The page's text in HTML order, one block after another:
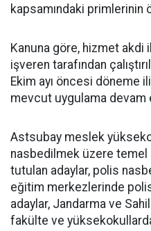
kapsamındaki
Kanuna göre, hizmet akdi
işveren tarafından
Ekim ayı öncesi döneme
mevcut uygulama devam
Astsubay meslek
nasbedilmek üzere
tutulan adaylar, polis
eğitim merkezlerinde
adaylar, Jandarma ve
fakülte ve